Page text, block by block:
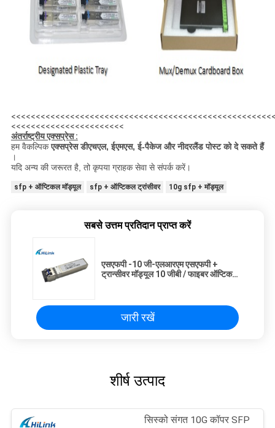
<<<<<<<<<<<<<<<<<<<<<<<
अंतर्राष्ट्रीय एक्सप्रेस :
हम वैकल्पिकएक्सप्रेस डीएचएल, ईएमएस, ई-पैकेज और नीदरलैंड पोस्ट को दे सकते हैं
।
यदि अन्य की जरूरत है, तो कृपया ग्राहक सेवा से संपर्क करें।
sfp + ऑप्टिकल मॉड्यूल sfp + ऑप्टिकल ट्रांसीवर 10g sfp + मॉड्यूल
सबसे उत्तम प्रतिदान प्राप्त करें
एसएफपी -10 जी-एलआरएम एसएफपी +
ट्रान्सीवर मॉड्यूल 10 जीबी / फाइबर ऑप्टिक
जारी रखें
शीर्ष उत्पाद
सिस्को संगत 10G कॉपर SFP